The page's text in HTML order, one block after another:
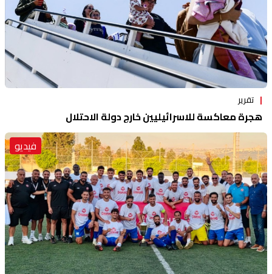
تقرير
هجرة معاكسة للاسرائيليين خارج دولة الاحتلال
فيديو